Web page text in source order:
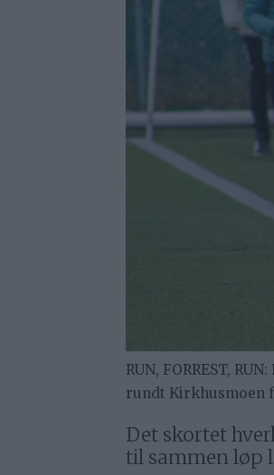
RUN, FORREST,
rundt Kirkhusmoen
Det skortet
til sammen løp